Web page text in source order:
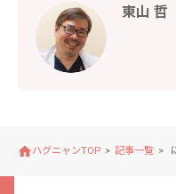
東山 哲
ハグニャンTOP 記事一覧